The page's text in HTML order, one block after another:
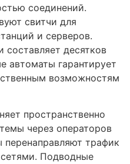
соединений.
свитчи для
и серверов.
составляет десятков
автоматы гарантирует
возможностям
пространственно
через операторов
перенаправляют трафик
Подводные